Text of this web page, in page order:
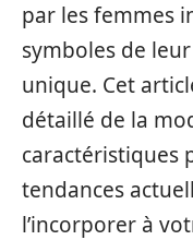
par les femmes
symboles de
unique. Cet
détaillé de la
caractéristiques
tendances
l’incorporer à